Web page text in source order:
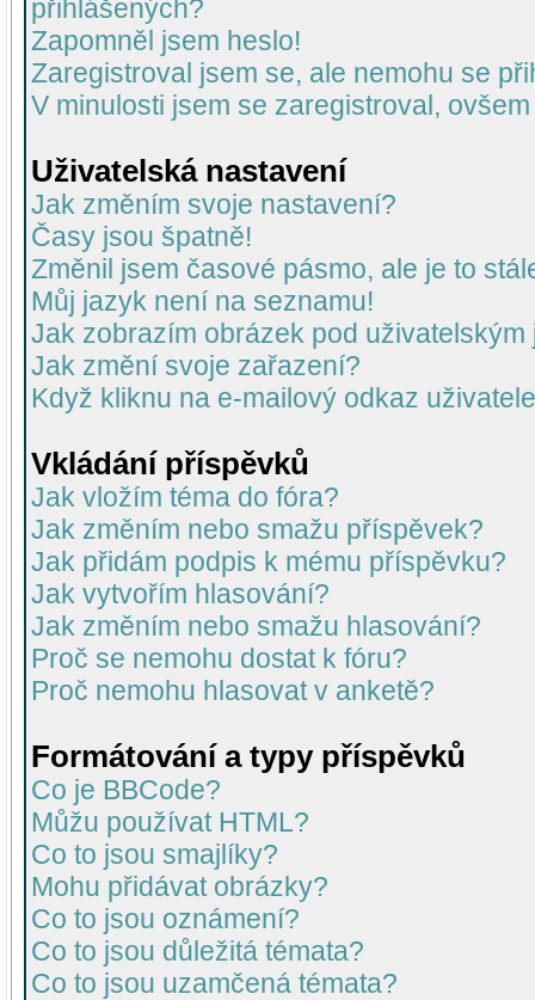
přihlášených?
Zapomněl jsem heslo!
Zaregistroval jsem se, ale nemohu se
V minulosti jsem se zaregistroval,
Uživatelská nastavení
Jak změním svoje nastavení?
Časy jsou špatně!
Změnil jsem časové pásmo, ale je to
Můj jazyk není na seznamu!
Jak zobrazím obrázek pod uživatelským
Jak změní svoje zařazení?
Když kliknu na e-mailový odkaz
Vkládání příspěvků
Jak vložím téma do fóra?
Jak změním nebo smažu příspěvek?
Jak přidám podpis k mému příspěvku?
Jak vytvořím hlasování?
Jak změním nebo smažu hlasování?
Proč se nemohu dostat k fóru?
Proč nemohu hlasovat v anketě?
Formátování a typy příspěvků
Co je BBCode?
Můžu používat HTML?
Co to jsou smajlíky?
Mohu přidávat obrázky?
Co to jsou oznámení?
Co to jsou důležitá témata?
Co to jsou uzamčená témata?